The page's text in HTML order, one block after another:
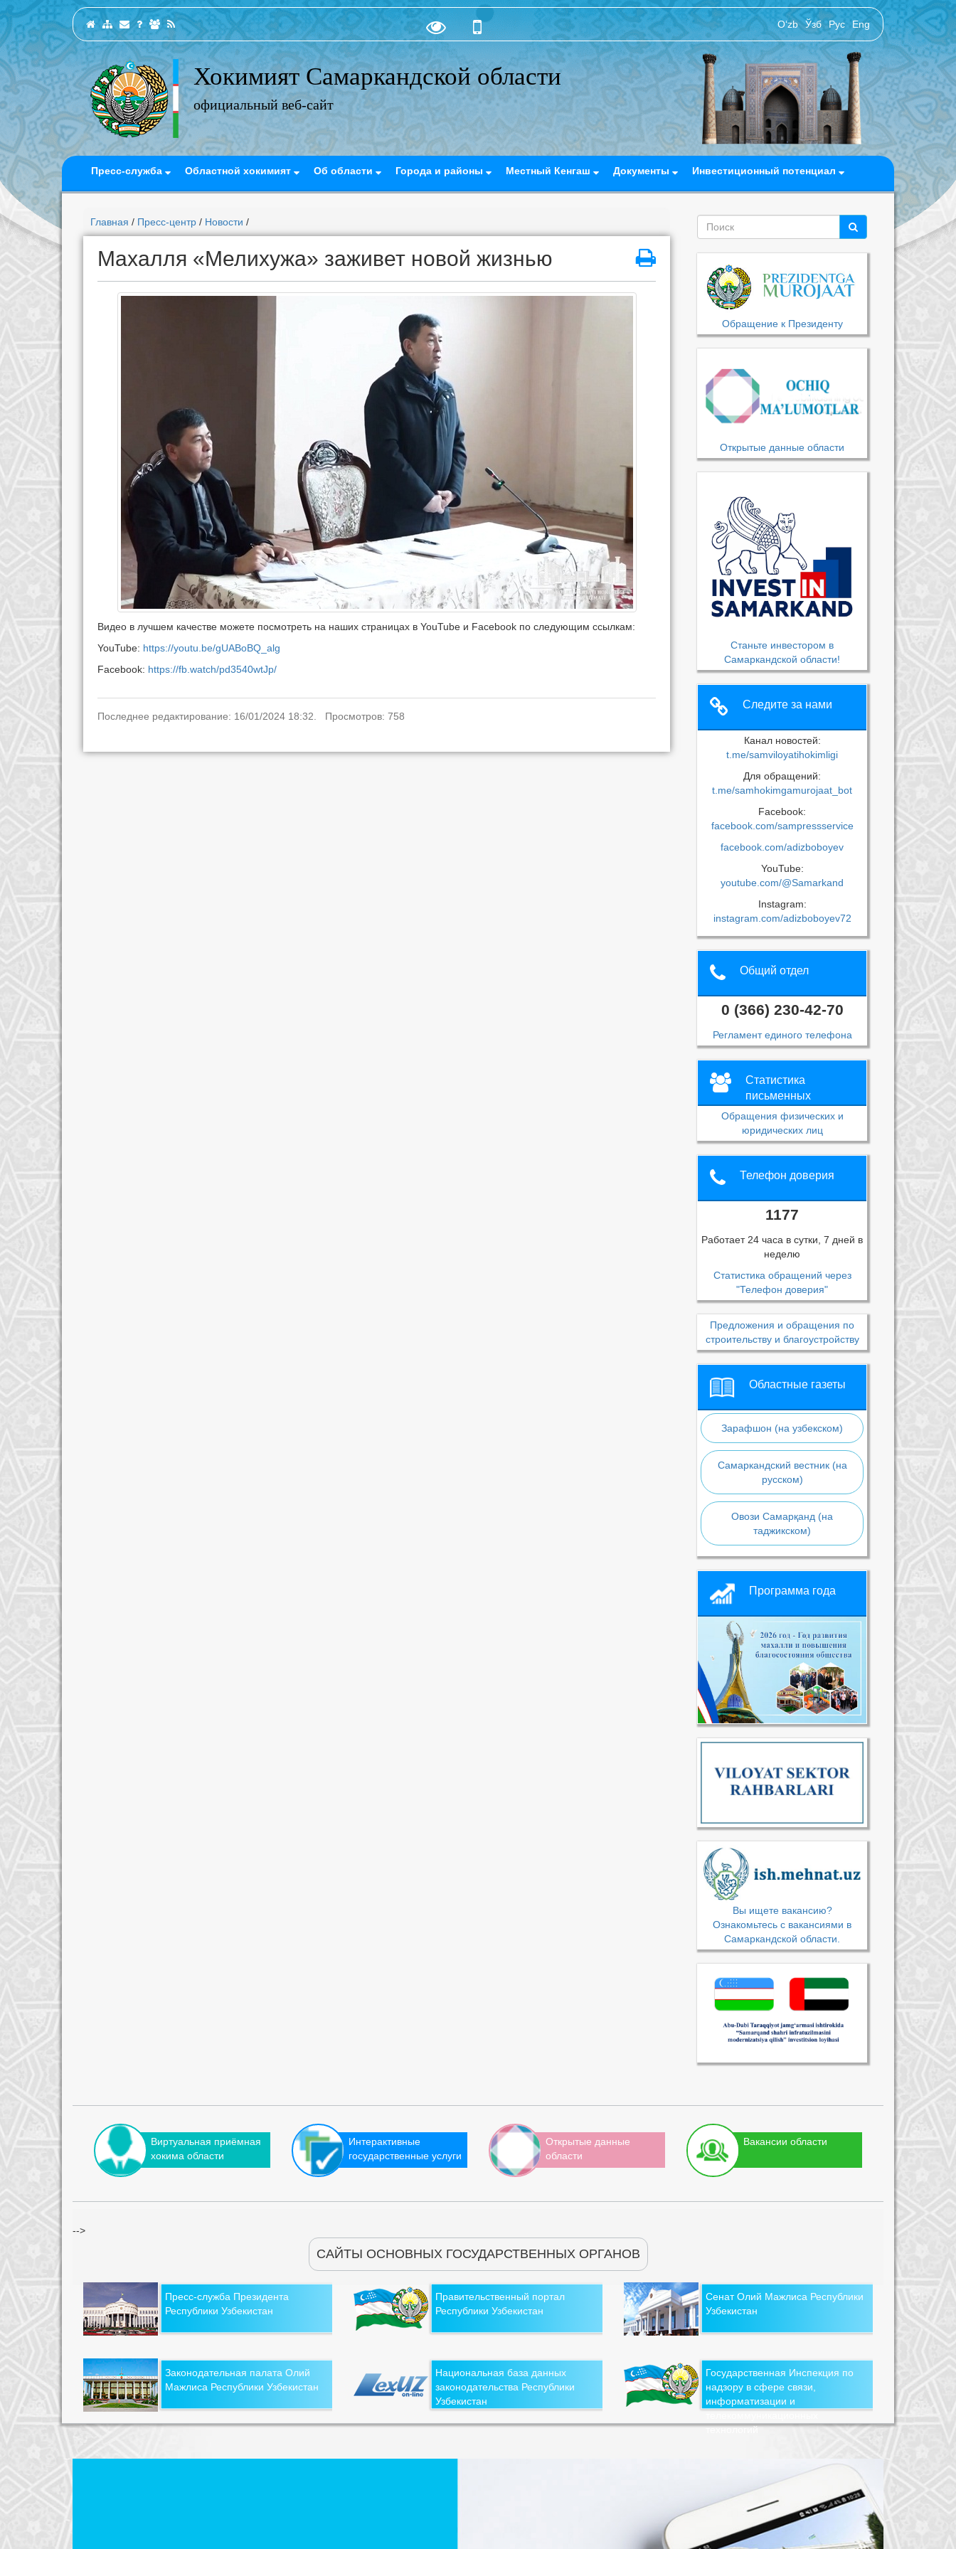
O‘zb Ўзб Рус Eng
Хокимият Самаркандской области
официальный веб-сайт
Пресс-служба Областной хокимият Об области Города и районы Местный Кенгаш Документы Инвестиционный потенциал
Главная / Пресс-центр / Новости /
Махалля «Мелихужа» заживет новой жизнью
Видео в лучшем качестве можете посмотреть на наших страницах в YouTube и Facebook по следующим ссылкам:
YouTube: https://youtu.be/gUABoBQ_alg
Facebook: https://fb.watch/pd3540wtJp/
Последнее редактирование: 16/01/2024 18:32. Просмотров: 758
Обращение к Президенту
Открытые данные области
Станьте инвестором в
Самаркандской области!
Следите за нами
Канал новостей:
t.me/samviloyatihokimligi
Для обращений:
t.me/samhokimgamurojaat_bot
Facebook:
facebook.com/sampressservice
facebook.com/adizboboyev
YouTube:
youtube.com/@Samarkand
Instagram:
instagram.com/adizboboyev72
Общий отдел
0 (366) 230-42-70
Регламент единого телефона
Статистика
письменных
обращений
Обращения физических и
юридических лиц
Телефон доверия
1177
Работает 24 часа в сутки, 7 дней в
неделю
Статистика обращений через
"Телефон доверия"
Предложения и обращения по
строительству и благоустройству
Областные газеты
Зарафшон (на узбекском)
Самаркандский вестник (на
русском)
Овози Самарқанд (на
таджикском)
Программа года
Вы ищете вакансию?
Ознакомьтесь с вакансиями в
Самаркандской области.
Виртуальная приёмная
хокима области
Интерактивные
государственные услуги
Открытые данные
области
Вакансии области
-->
САЙТЫ ОСНОВНЫХ ГОСУДАРСТВЕННЫХ ОРГАНОВ
Пресс-служба Президента
Республики Узбекистан
Правительственный портал
Республики Узбекистан
Сенат Олий Мажлиса Республики
Узбекистан
Законодательная палата Олий
Мажлиса Республики Узбекистан
Национальная база данных
законодательства Республики
Узбекистан
Государственная Инспекция по
надзору в сфере связи,
информатизации и
технологий